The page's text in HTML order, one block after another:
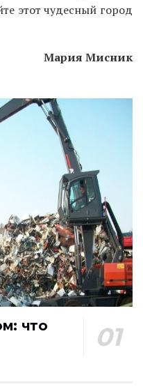
этот чудесный город
Мария Мисник
что